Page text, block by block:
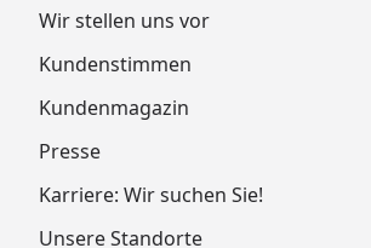
Wir stellen uns vor
Kundenstimmen
Kundenmagazin
Presse
Karriere: Wir suchen Sie!
Unsere Standorte